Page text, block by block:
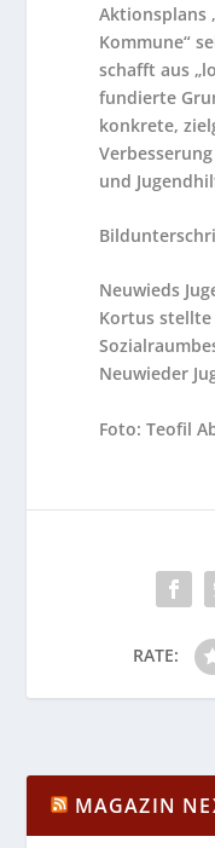
Aktionsplans
Kommune“
schafft aus
fundierte
konkrete,
und
Neuwieds
Kortus stellte
Neuwieder
Foto: Teofil
RATE:
MAGAZIN